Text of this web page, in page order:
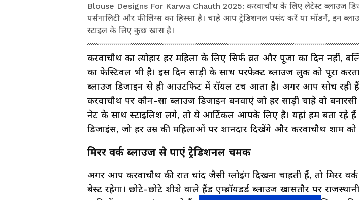
Blouse Designs For Karwa Chauth 2025: करवाचौथ के लिए लेटेस्ट ब्लाउज
पर्सनालिटी और फीलिंग्स का हिस्सा है। चाहे आप ट्रेडिशनल पसंद करें या मॉडर्न, इन
स्टाइल के लिए कुछ खास है।
करवाचौथ का त्योहार हर महिला के लिए सिर्फ व्रत और पूजा का दिन नहीं,
का फेस्टिवल भी है। इस दिन साड़ी के साथ परफेक्ट ब्लाउज लुक को पूरा
ब्लाउज डिजाइन से ही आउटफिट में रॉयल टच आता है। अगर आप सोच रही
करवाचौथ पर कौन-सा ब्लाउज डिजाइन बनवाएं जो हर साड़ी चाहे वो बनारसी
नेट के साथ स्टाइलिश लगे, तो ये आर्टिकल आपके लिए है। यहां हम बता रहे
डिजाइंस, जो हर उम्र की महिलाओं पर शानदार दिखेंगे और करवाचौथ शाम
मिरर वर्क ब्लाउज से पाएं ट्रेडिशनल चमक
अगर आप करवाचौथ की रात चांद जैसी ग्लोइंग दिखना चाहती हैं, तो मिरर
बेस्ट रहेगा। छोटे-छोटे शीशे वाले हैंड एम्ब्रॉयडर्ड ब्लाउज खासतौर पर